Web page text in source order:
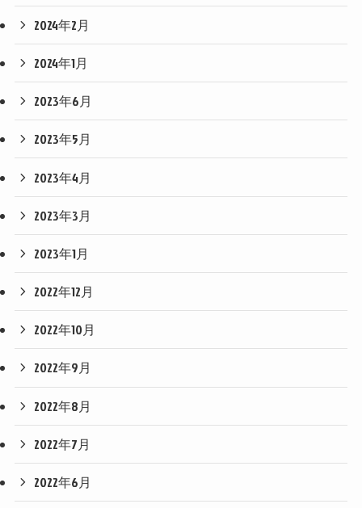
2024年2月
2024年1月
2023年6月
2023年5月
2023年4月
2023年3月
2023年1月
2022年12月
2022年10月
2022年9月
2022年8月
2022年7月
2022年6月